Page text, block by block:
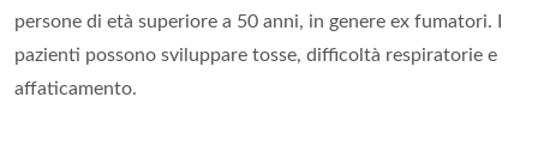
persone di età superiore a 50 anni, in genere ex fumatori. I
pazienti possono sviluppare tosse, difficoltà respiratorie e
affaticamento.